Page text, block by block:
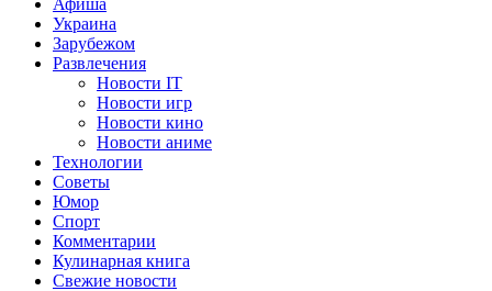
Афиша
Украина
Зарубежом
Развлечения
Новости IT
Новости игр
Новости кино
Новости аниме
Технологии
Советы
Юмор
Спорт
Комментарии
Кулинарная книга
Свежие новости